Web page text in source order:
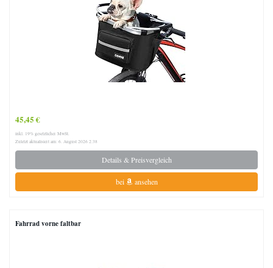
45,45 €
inkl. 19% gesetzlicher MwSt.
Zuletzt aktualisiert am: 6. August 2026 2:38
Details & Preisvergleich
bei ansehen
Fahrrad vorne faltbar